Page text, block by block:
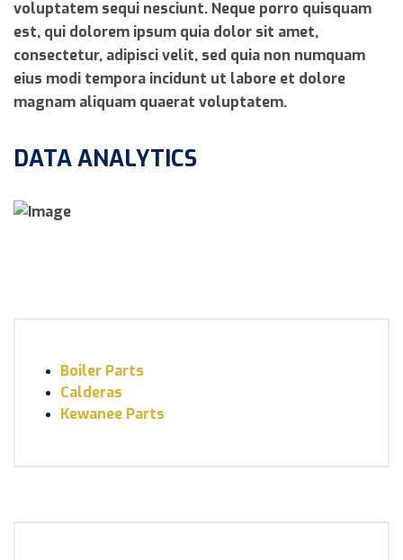
Boiler Parts
Calderas
Kewanee Parts
voluptatem sequi nesciunt. Neque porro quisquam
est, qui dolorem ipsum quia dolor sit amet,
consectetur, adipisci velit, sed quia non numquam
eius modi tempora incidunt ut labore et dolore
magnam aliquam quaerat voluptatem.
DATA ANALYTICS